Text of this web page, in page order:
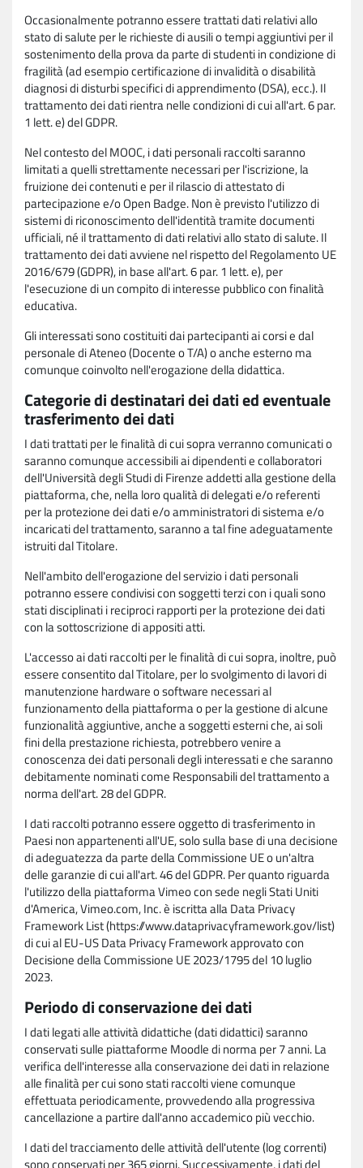
Occasionalmente potranno essere trattati dati relativi allo
stato di salute per le richieste di ausili o tempi aggiuntivi per il
sostenimento della prova da parte di studenti in condizione di
fragilità (ad esempio certificazione di invalidità o disabilità
diagnosi di disturbi specifici di apprendimento (DSA), ecc.). Il
trattamento dei dati rientra nelle condizioni di cui all'art. 6 par.
1 lett. e) del GDPR.
Nel contesto del MOOC, i dati personali raccolti saranno
limitati a quelli strettamente necessari per l'iscrizione, la
fruizione dei contenuti e per il rilascio di attestato di
partecipazione e/o Open Badge. Non è previsto l'utilizzo di
sistemi di riconoscimento dell'identità tramite documenti
ufficiali, né il trattamento di dati relativi allo stato di salute. Il
trattamento dei dati avviene nel rispetto del Regolamento UE
2016/679 (GDPR), in base all'art. 6 par. 1 lett. e), per
l'esecuzione di un compito di interesse pubblico con finalità
educativa.
Gli interessati sono costituiti dai partecipanti ai corsi e dal
personale di Ateneo (Docente o T/A) o anche esterno ma
comunque coinvolto nell'erogazione della didattica.
Categorie di destinatari dei dati ed eventuale
trasferimento dei dati
I dati trattati per le finalità di cui sopra verranno comunicati o
saranno comunque accessibili ai dipendenti e collaboratori
dell'Università degli Studi di Firenze addetti alla gestione della
piattaforma, che, nella loro qualità di delegati e/o referenti
per la protezione dei dati e/o amministratori di sistema e/o
incaricati del trattamento, saranno a tal fine adeguatamente
istruiti dal Titolare.
Nell'ambito dell'erogazione del servizio i dati personali
potranno essere condivisi con soggetti terzi con i quali sono
stati disciplinati i reciproci rapporti per la protezione dei dati
con la sottoscrizione di appositi atti.
L'accesso ai dati raccolti per le finalità di cui sopra, inoltre, può
essere consentito dal Titolare, per lo svolgimento di lavori di
manutenzione hardware o software necessari al
funzionamento della piattaforma o per la gestione di alcune
funzionalità aggiuntive, anche a soggetti esterni che, ai soli
fini della prestazione richiesta, potrebbero venire a
conoscenza dei dati personali degli interessati e che saranno
debitamente nominati come Responsabili del trattamento a
norma dell'art. 28 del GDPR.
I dati raccolti potranno essere oggetto di trasferimento in
Paesi non appartenenti all'UE, solo sulla base di una decisione
di adeguatezza da parte della Commissione UE o un'altra
delle garanzie di cui all'art. 46 del GDPR. Per quanto riguarda
l'utilizzo della piattaforma Vimeo con sede negli Stati Uniti
d'America, Vimeo.com, Inc. è iscritta alla Data Privacy
Framework List (https://www.dataprivacyframework.gov/list)
di cui al EU-US Data Privacy Framework approvato con
Decisione della Commissione UE 2023/1795 del 10 luglio
2023.
Periodo di conservazione dei dati
I dati legati alle attività didattiche (dati didattici) saranno
conservati sulle piattaforme Moodle di norma per 7 anni. La
verifica dell'interesse alla conservazione dei dati in relazione
alle finalità per cui sono stati raccolti viene comunque
effettuata periodicamente, provvedendo alla progressiva
cancellazione a partire dall'anno accademico più vecchio.
I dati del tracciamento delle attività dell'utente (log correnti)
sono conservati per 365 giorni. Successivamente, i dati del